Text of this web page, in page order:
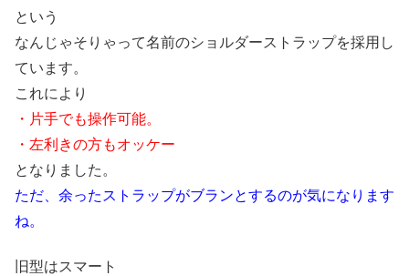
という
なんじゃそりゃって名前のショルダーストラップを採用し
ています。
これにより
・片手でも操作可能。
・左利きの方もオッケー
となりました。
ただ、余ったストラップがブランとするのが気になります
ね。
旧型はスマート